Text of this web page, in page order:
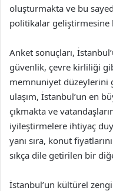
oluşturmakta ve bu
politikalar geliştirmesine
Anket sonuçları,
güvenlik, çevre kirliliği
memnuniyet düzeylerini
ulaşım, İstanbul’un en
çıkmakta ve
iyileştirmelere ihtiyaç
yanı sıra, konut
sıkça dile getirilen bir
İstanbul’un kültürel